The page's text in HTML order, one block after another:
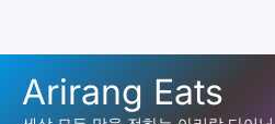
Arirang Eats